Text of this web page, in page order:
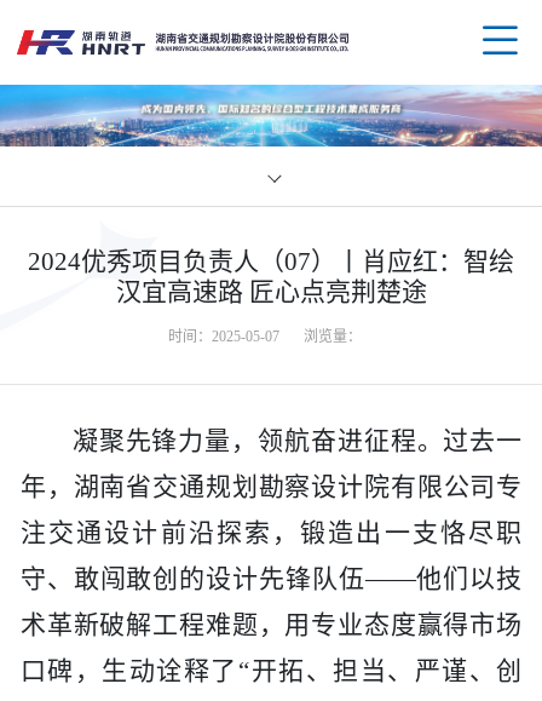
企业
领导
荣誉
企业
业务
水运
轨道
党群
时政
创新
特色
人才
客户
2024优秀项目负责人（07）丨肖应红：智绘
汉宜高速路 匠心点亮荆楚途
时间：2025-05-07 浏览量：
凝聚先锋力量，领航奋进征程。过去一
年， 湖南省交通规划 勘察设计院有限公司 专
注交通设计前沿探索，锻造出一支恪尽职
守、敢闯敢创的设计先锋队伍——他们以技
术革新破解工程难题，用专业态度赢得市场
口碑，生动诠释了“开拓、担当、严谨、创